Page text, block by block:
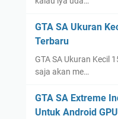
GTA SA Ukuran
Terbaru
GTA SA Ukuran Kecil
saja akan me…
GTA SA Extreme
Untuk Android